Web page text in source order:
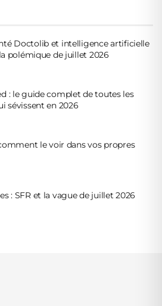
Doctolib et intelligence artificielle
polémique de juillet 2026
: le guide complet de toutes les
sévissent en 2026
le voir dans vos propres
: SFR et la vague de juillet 2026